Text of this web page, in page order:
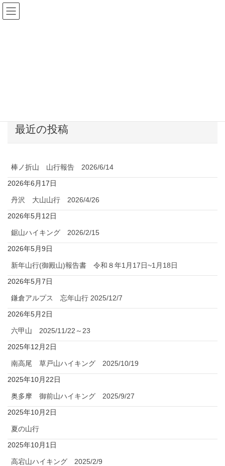
最近の投稿
棒ノ折山 山行報告 2026/6/14
2026年6月17日
丹沢 大山山行 2026/4/26
2026年5月12日
鋸山ハイキング 2026/2/15
2026年5月9日
新年山行(御殿山)報告書 令和８年1月17日~1月18日
2026年5月7日
鎌倉アルプス 忘年山行 2025/12/7
2026年5月2日
六甲山 2025/11/22～23
2025年12月2日
南高尾 草戸山ハイキング 2025/10/19
2025年10月22日
奥多摩 御前山ハイキング 2025/9/27
2025年10月2日
夏の山行
2025年10月1日
高宕山ハイキング 2025/2/9